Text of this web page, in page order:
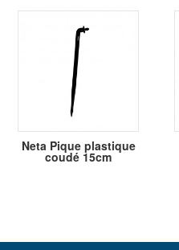
Neta Pique plastique
coudé 15cm